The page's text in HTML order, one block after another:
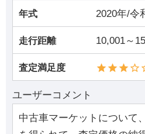
年式 2020年/令
走行距離 10,001～
査定満足度
ユーザーコメント
中古車マーケットについて